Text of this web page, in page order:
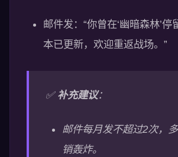
邮件发：“你曾在‘幽暗森林’停
本已更新，欢迎重返战场。”
✅ 补充建议：
邮件每月发不超过2次，
销轰炸。